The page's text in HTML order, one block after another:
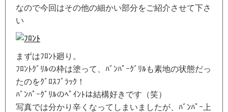
なので今回はその他の細かい部分をご紹介させて下さ
い
まずはﾌﾛﾝﾄ廻り。
ﾌﾛﾝﾄｸﾞﾘﾙの枠は塗って、ﾊﾞﾝﾊﾟｰｸﾞﾘﾙも素地の状態だっ
たのをｸﾞﾛｽﾌﾞﾗｯｸ！
ﾊﾞﾝﾊﾟｰｸﾞﾘﾙのﾍﾟｲﾝﾄは結構好きです（笑）
写真では分かり辛くなってしまいましたが、ﾊﾞﾝﾊﾟｰ上